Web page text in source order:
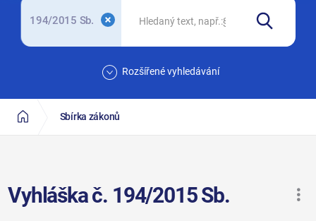
194/2015 Sb.
Rozšířené vyhledávání
Sbírka zákonů
Vyhláška č. 194/2015 Sb.